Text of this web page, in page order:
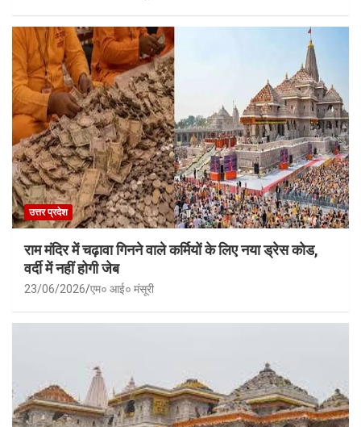
उत्तर प्रदेश
राम मंदिर में चढ़ावा गिनने वाले कर्मियों के लिए नया ड्रेस कोड,
वर्दी में नहीं होगी जेब
23/06/2026 एम० आई० मंसूरी